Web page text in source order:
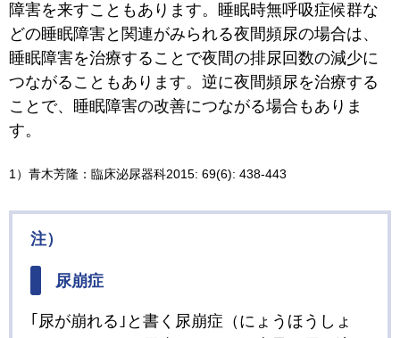
障害を来すこともあります。睡眠時無呼吸症候群な
どの睡眠障害と関連がみられる夜間頻尿の場合は、
睡眠障害を治療することで夜間の排尿回数の減少に
つながることもあります。逆に夜間頻尿を治療する
ことで、睡眠障害の改善につながる場合もありま
す。
1）青木芳隆：臨床泌尿器科2015: 69(6): 438-443
注）
尿崩症
｢尿が崩れる｣と書く尿崩症（にょうほうしょ